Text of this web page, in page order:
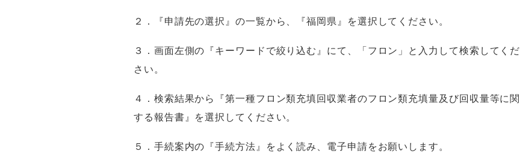
２．『申請先の選択』の一覧から、『福岡県』を選択してください。
３．画面左側の『キーワードで絞り込む』にて、「フロン」と入力して検索してくだ
さい。
４．検索結果から『第一種フロン類充填回収業者のフロン類充填量及び回収量等に関
する報告書』を選択してください。
５．手続案内の『手続方法』をよく読み、電子申請をお願いします。